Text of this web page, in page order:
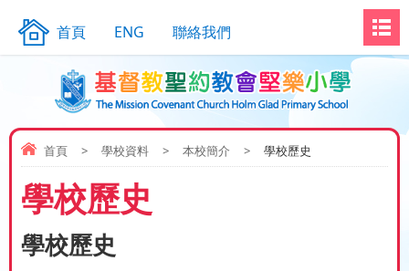
首頁 ENG 聯絡我們
首頁 > 學校資料 > 本校簡介 > 學校歷史
學校歷史
學校歷史